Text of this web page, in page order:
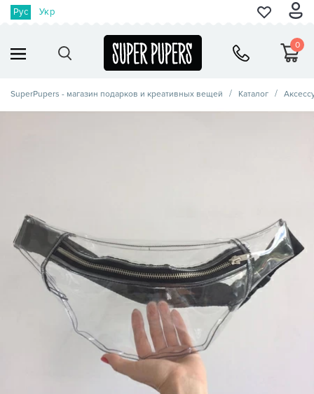
Рус Укр
0
SuperPupers - магазин подарков и креативных вещей Каталог